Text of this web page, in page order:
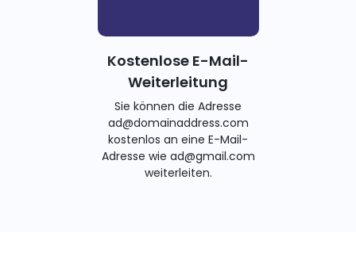
Kostenlose E-Mail-
Weiterleitung
Sie können die Adresse
ad@domainaddress.com
kostenlos an eine E-Mail-
Adresse wie ad@gmail.com
weiterleiten.